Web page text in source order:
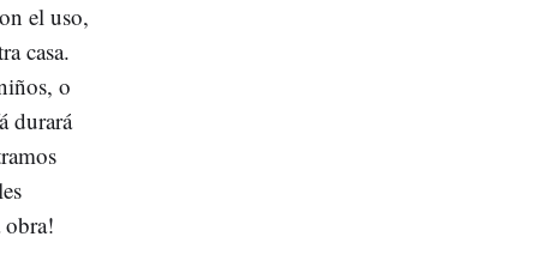
el uso,
casa.
o
durará
obra!